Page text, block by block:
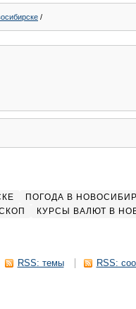
/
ПОГОДА В
КУРСЫ ВАЛЮТ В
RSS: темы RSS: